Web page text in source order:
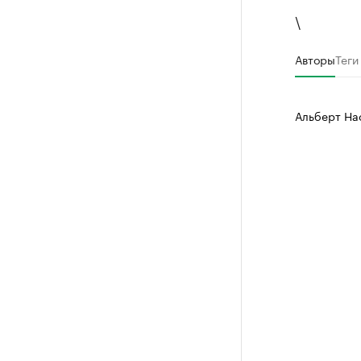
\
АвторыТеги
Альберт